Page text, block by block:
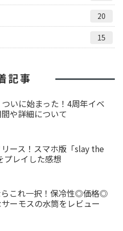
20
15
記事
ついに始まった！4周年イベ
や詳細について
ース！スマホ版「slay the
プレイした感想
これ一択！保冷性◎価格◎
ーモスの水筒をレビュー